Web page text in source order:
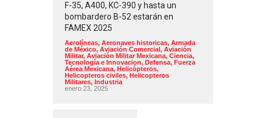
F-35, A400, KC-390 y hasta un
bombardero B-52 estarán en
FAMEX 2025
Aerolíneas, Aeronaves historicas, Armada
de México, Aviación Comercial, Aviación
Militar, Aviación Militar Mexicana, Ciencia,
Tecnología e Innovacion, Defensa, Fuerza
Aérea Mexicana, Helicópteros,
Helicopteros civiles, Helicopteros
Militares, Industria
enero 23, 2025